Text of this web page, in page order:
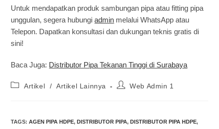
Untuk mendapatkan produk sambungan pipa atau fitting pipa
unggulan, segera hubungiadmin melalui WhatsApp atau
Telepon. Dapatkan konsultasi dan dukungan teknis gratis di
sini!
Baca Juga: Distributor Pipa Tekanan Tinggi di Surabaya
Artikel / Artikel Lainnya Web Admin 1
TAGS:AGEN PIPA HDPE, DISTRIBUTOR PIPA, DISTRIBUTOR PIPA HDPE,